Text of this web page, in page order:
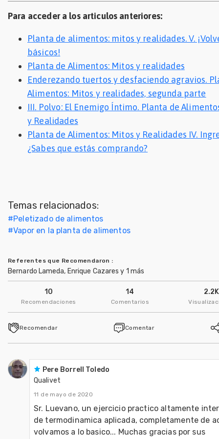
Para acceder a los articulos anteriores:
Planta de alimentos: mitos y realidades. V.
básicos!
Planta de Alimentos: Mitos y realidades
Enderezando tuertos y desfaciendo agravios.
Alimentos: Mitos y realidades, segunda parte
III. Polvo: El Enemigo Íntimo. Planta de
y Realidades
Planta de Alimentos: Mitos y Realidades IV.
¿Sabes que estás comprando?
Temas relacionados:
#Peletizado de alimentos
#Vapor en la planta de alimentos
Referentes que Recomendaron :
Bernardo Lameda, Enrique Cazares y 1 más
10
Recomendaciones
14
Comentarios
2.2K
Recomendar Comentar
Pere Borrell Toledo
Qualivet
11 de mayo de 2020
Sr. Luevano, un ejercicio practico altamente
de termodinamica aplicada, completamente de
volvamos a lo basico... Muchas gracias por sus